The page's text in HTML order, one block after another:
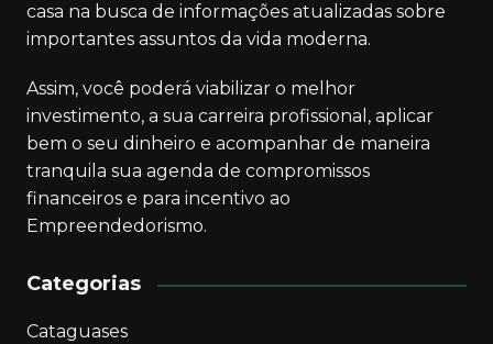
casa na busca de informações atualizadas sobre
importantes assuntos da vida moderna.
Assim, você poderá viabilizar o melhor
investimento, a sua carreira profissional, aplicar
bem o seu dinheiro e acompanhar de maneira
tranquila sua agenda de compromissos
financeiros e para incentivo ao
Empreendedorismo.
Categorias
Cataguases